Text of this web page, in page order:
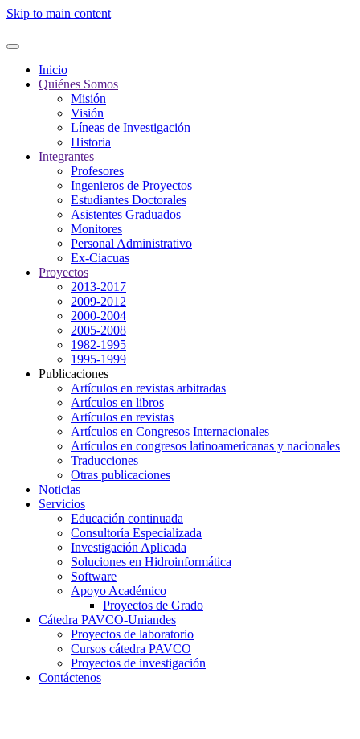
Skip to main content
Inicio
Quiénes Somos
Misión
Visión
Líneas de Investigación
Historia
Integrantes
Profesores
Ingenieros de Proyectos
Estudiantes Doctorales
Asistentes Graduados
Monitores
Personal Administrativo
Ex-Ciacuas
Proyectos
2013-2017
2009-2012
2000-2004
2005-2008
1982-1995
1995-1999
Publicaciones
Artículos en revistas arbitradas
Artículos en libros
Artículos en revistas
Artículos en Congresos Internacionales
Artículos en congresos latinoamericanas y nacionales
Traducciones
Otras publicaciones
Noticias
Servicios
Educación continuada
Consultoría Especializada
Investigación Aplicada
Soluciones en Hidroinformática
Software
Apoyo Académico
Proyectos de Grado
Cátedra PAVCO-Uniandes
Proyectos de laboratorio
Cursos cátedra PAVCO
Proyectos de investigación
Contáctenos